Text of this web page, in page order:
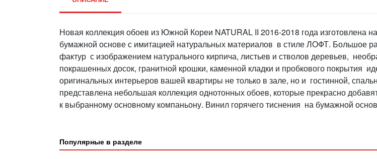
Новая коллекция обоев из Южной Кореи NATURAL II 2016-2018 года изготовлена на
бумажной основе с имитацией натуральных материалов в стиле ЛОФТ. Большое
фактур с изображением натурального кирпича, листьев и стволов деревьев,
покрашенных досок, гранитной крошки, каменной кладки и пробкового покрытия
оригинальных интерьеров вашей квартиры не только в зале, но и гостинной,
представлена небольшая коллекция однотонных обоев, которые прекрасно
к выбранному основному компаньону. Винил горячего тиснения на бумажной
Популярные в разделе